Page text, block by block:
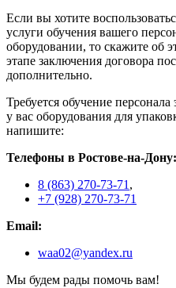
Если вы хотите
услуги обучения вашего
оборудовании, то скажите об
этапе заключения договора
дополнительно.
Требуется обучение
у вас оборудования для
напишите:
Телефоны в Ростове-на-Дону:
8 (863) 270-73-71 ,
+7 (928) 270-73-71
Email:
waa02@yandex.ru
Мы будем рады помочь вам!